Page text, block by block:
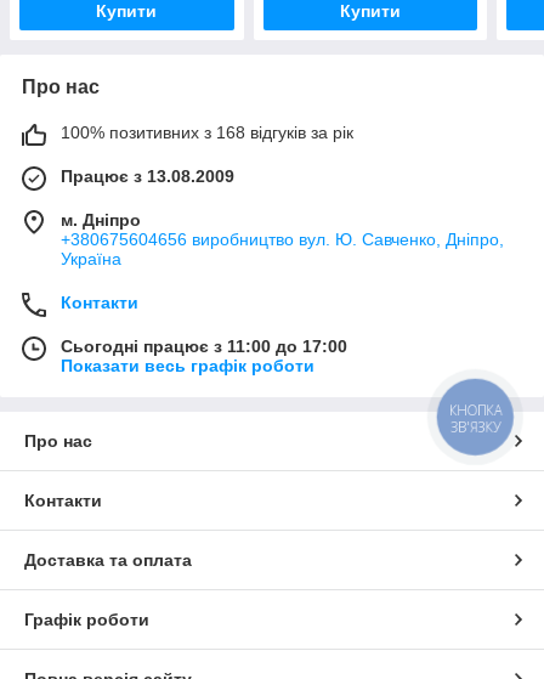
Купити Купити
Про нас
100% позитивних з 168 відгуків за рік
Працює з 13.08.2009
м. Дніпро
+380675604656 виробництво вул. Ю. Савченко, Дніпро,
Україна
Контакти
Сьогодні працює з 11:00 до 17:00
Показати весь графік роботи
Про нас
Контакти
Доставка та оплата
Графік роботи
КНОПКА
ЗВ'ЯЗКУ